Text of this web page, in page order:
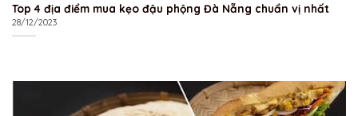
Top 4 địa điểm mua kẹo đậu phộng Đà Nẵng chuẩn vị nhất
28/12/2023